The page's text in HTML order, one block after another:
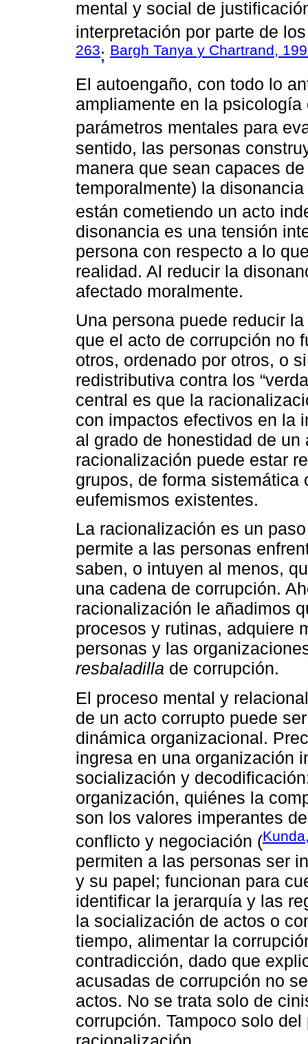
mental y social de
interpretación por parte de
263; Bargh Tanya y Chartrand,
El autoengaño, con todo lo
ampliamente en la
parámetros mentales para
sentido, las personas
manera que sean capaces
temporalmente) la
están cometiendo un acto
disonancia es una tensión
persona con respecto a lo
realidad. Al reducir la
afectado moralmente.
Una persona puede reducir
que el acto de corrupción no
otros, ordenado por otros, o
redistributiva contra los
central es que la
con impactos efectivos en la
al grado de honestidad de
racionalización puede estar
grupos, de forma
eufemismos existentes.
La racionalización es un
permite a las personas
saben, o intuyen al menos,
una cadena de corrupción.
racionalización le añadimos
procesos y rutinas, adquiere
personas y las
resbaladilla de corrupción.
El proceso mental y
de un acto corrupto puede
dinámica organizacional.
ingresa en una organización
socialización y
organización, quiénes la
son los valores imperantes
conflicto y negociación (
permiten a las personas ser
y su papel; funcionan para
identificar la jerarquía y las
la socialización de actos o
tiempo, alimentar la
contradicción, dado que
acusadas de corrupción no
actos. No se trata solo de
corrupción. Tampoco solo